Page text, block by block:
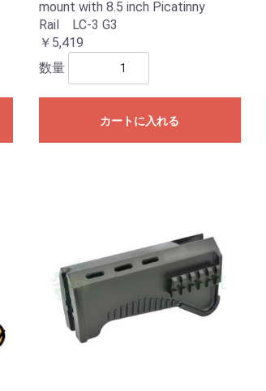
mount with 8.5 inch Picatinny
Rail LC-3 G3
￥5,419
数量
カートに入れる